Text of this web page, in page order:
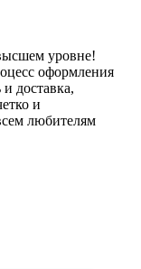
уровне!
оформления
доставка,
и
любителям